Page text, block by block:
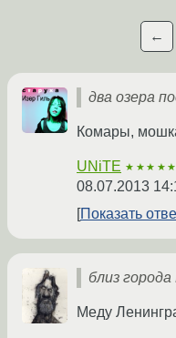
←
два озера
Комары,
UNiTE ★★★★★
08.07.2013
Показать
близ
Меду